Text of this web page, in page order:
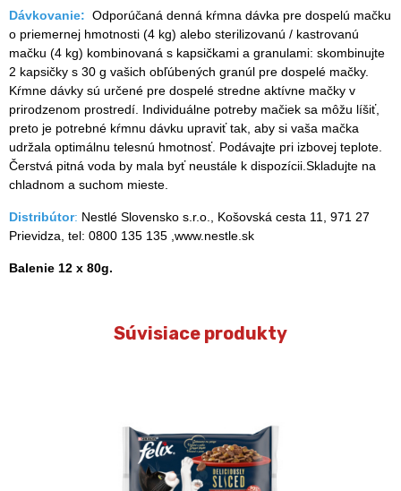
Dávkovanie: Odporúčaná denná kŕmna dávka pre dospelú mačku
o priemernej hmotnosti (4 kg) alebo sterilizovanú / kastrovanú
mačku (4 kg) kombinovaná s kapsičkami a granulami: skombinujte
2 kapsičky s 30 g vašich obľúbených granúl pre dospelé mačky.
Kŕmne dávky sú určené pre dospelé stredne aktívne mačky v
prirodzenom prostredí. Individuálne potreby mačiek sa môžu líšiť,
preto je potrebné kŕmnu dávku upraviť tak, aby si vaša mačka
udržala optimálnu telesnú hmotnosť. Podávajte pri izbovej teplote.
Čerstvá pitná voda by mala byť neustále k dispozícii.Skladujte na
chladnom a suchom mieste.
Distribútor: Nestlé Slovensko s.r.o., Košovská cesta 11, 971 27
Prievidza, tel: 0800 135 135 ,www.nestle.sk
Balenie 12 x 80g.
Súvisiace produkty